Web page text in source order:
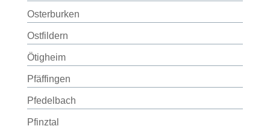
Osterburken
Ostfildern
Ötigheim
Pfäffingen
Pfedelbach
Pfinztal